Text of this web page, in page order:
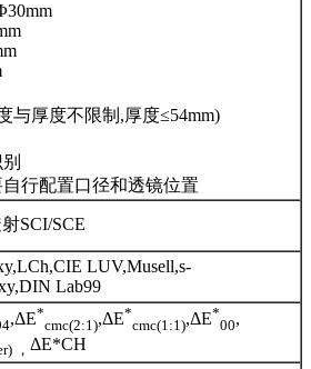
与厚度不限制,厚度≤54mm)
行配置口径和透镜位置
SCI/SCE
LUV,Musell,s-
Lab99
,ΔE*
cmc(2:1),ΔE*
cmc(1:1),ΔE*
00,
， ΔE*CH